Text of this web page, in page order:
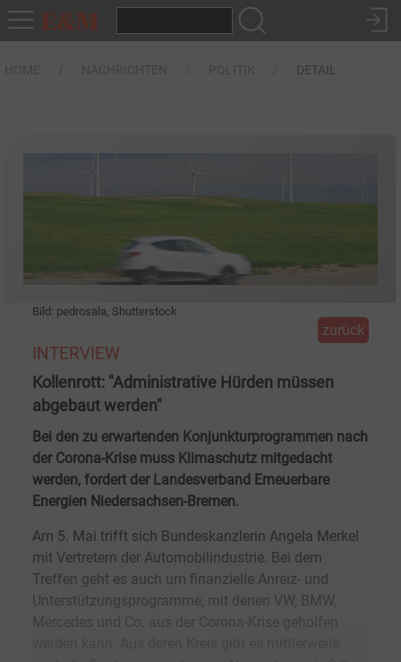
DETAIL
Bild: pedrosala, Shutterstock
zurück
INTERVIEW
Kollenrott: "Administrative Hürden müssen
abgebaut werden"
Bei den zu erwartenden Konjunkturprogrammen nach
der Corona-Krise muss Klimaschutz mitgedacht
werden, fordert der Landesverband Erneuerbare
Energien Niedersachsen-Bremen.
Am 5. Mai trifft sich Bundeskanzlerin Angela Merkel
mit Vertretern der Automobilindustrie. Bei dem
Treffen geht es auch um finanzielle Anreiz- und
Unterstützungsprogramme, mit denen VW, BMW,
Mercedes und Co. aus der Corona-Krise geholfen